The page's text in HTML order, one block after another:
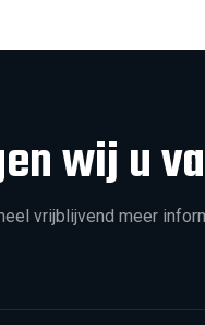
wij u
vrijblijvend meer